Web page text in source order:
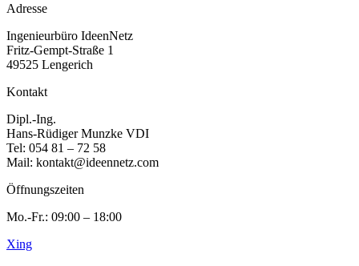
Adresse
Ingenieurbüro IdeenNetz
Fritz-Gempt-Straße 1
49525 Lengerich
Kontakt
Dipl.-Ing.
Hans-Rüdiger Munzke VDI
Tel: 054 81 – 72 58
Mail: kontakt@ideennetz.com
Öffnungszeiten
Mo.-Fr.: 09:00 – 18:00
Xing